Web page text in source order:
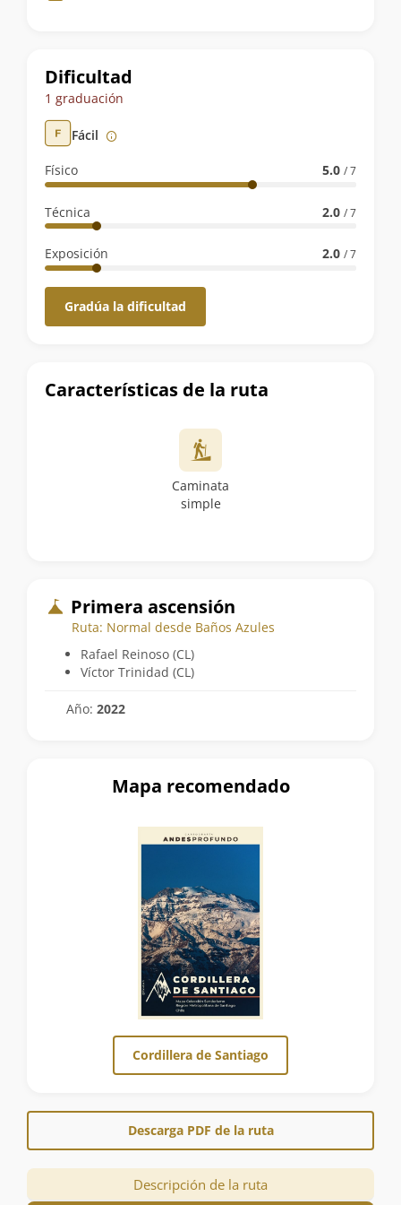
de
ruta
Dificultad
1 graduación
Fácil
Físico 5.0 / 7
Técnica 2.0 / 7
Exposición 2.0 / 7
Gradúa la dificultad
Características de la ruta
Caminata
simple
Primera ascensión
Ruta: Normal desde Baños Azules
Rafael Reinoso (CL)
Víctor Trinidad (CL)
Año: 2022
Mapa recomendado
Cordillera de Santiago
Descarga PDF de la ruta
Descripción de la ruta